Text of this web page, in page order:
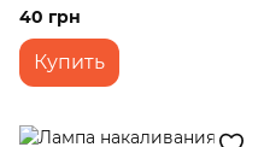
40 грн
Купить